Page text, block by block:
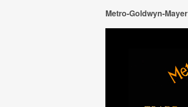
Metro-Goldwyn-Mayer